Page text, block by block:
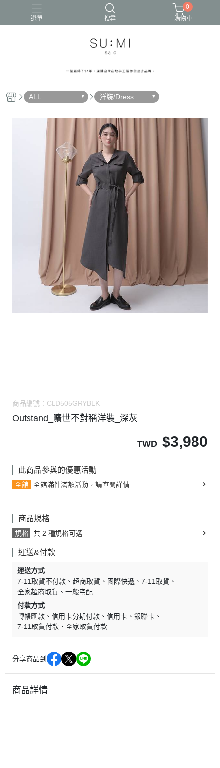
選單 搜尋
0
購物車
ALL 洋裝/Dress
商品編號： CLD505GRYBLK
Outstand_曠世不對稱洋裝_深灰
TWD $3,980
此商品參與的優惠活動
全館 全館滿件滿額活動，請查閱詳情
商品規格
規格 共 2 種規格可選
運送&付款
運送方式
7-11取貨不付款
超商取貨 國際快遞
7-11取貨
全家超商取貨
一般宅配
付款方式
轉帳匯款
信用卡分期付款 信用卡
銀聯卡
7-11取貨付款
全家取貨付款
分享商品到
商品詳情